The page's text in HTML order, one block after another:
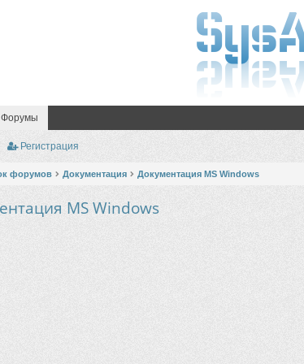
Форумы
Регистрация
форумов Документация Документация MS Windows
MS Windows